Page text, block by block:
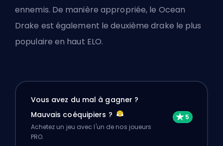
ennemis. De manière appropriée, le Ocean
Drake est également le deuxième drake le plus
populaire en haut ELO.
Vous avez du mal à gagner ?
Mauvais coéquipiers ?
Achetez un jeu avec l'un de nos joueurs
PRO.